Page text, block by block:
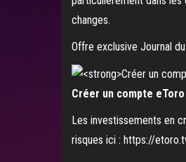
changes.
Offre exclusive Journal
Créer un compte eToro
Les investissements en
risques ici : https://